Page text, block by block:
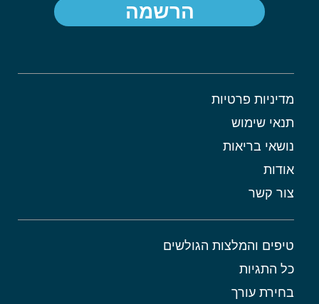
מדיניות פרטיות
תנאי שימוש
נושאי בריאות
אודות
צור קשר
טיפים והמלצות הגולשים
כל התגיות
בחירת עורך
הרשמה